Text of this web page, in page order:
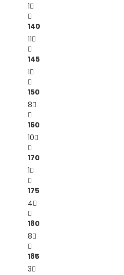
1
140
11
145
1
150
8
160
10
170
1
175
4
180
8
185
3